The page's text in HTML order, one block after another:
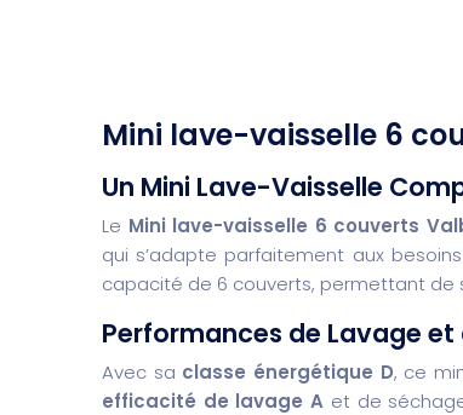
Mini lave-vaisselle 6
Un Mini Lave-Vaisselle
Le Mini lave-vaisselle 6 couverts
qui s’adapte parfaitement aux
capacité de 6 couverts, permettant de
Performances de Lavage et
Avec sa classe énergétique D, ce
efficacité de lavage A et de